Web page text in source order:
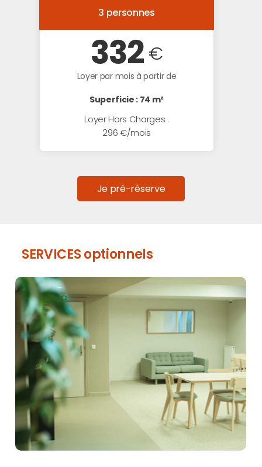
3 personnes
332 €
Loyer par mois à partir de
Superficie : 74 m²
Loyer Hors Charges :
296 €/mois
Je pré-réserve
SERVICES optionnels